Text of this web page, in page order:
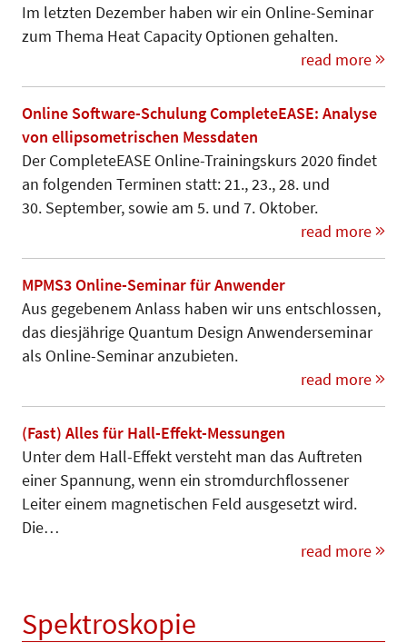
Im letzten Dezember haben wir ein Online-Seminar
zum Thema Heat Capacity Optionen gehalten.
read more
Online Software-Schulung CompleteEASE: Analyse
von ellipsometrischen Messdaten
Der CompleteEASE Online-Trainingskurs 2020 findet
an folgenden Terminen statt: 21., 23., 28. und
30. September, sowie am 5. und 7. Oktober.
read more
MPMS3 Online-Seminar für Anwender
Aus gegebenem Anlass haben wir uns entschlossen,
das diesjährige Quantum Design Anwenderseminar
als Online-Seminar anzubieten.
read more
(Fast) Alles für Hall-Effekt-Messungen
Unter dem Hall-Effekt versteht man das Auftreten
einer Spannung, wenn ein stromdurchflossener
Leiter einem magnetischen Feld ausgesetzt wird.
Die…
read more
Spektroskopie